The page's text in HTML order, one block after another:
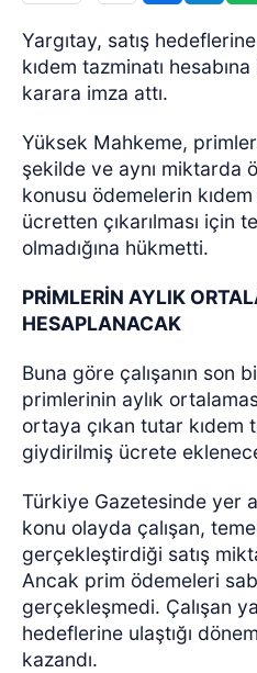
Yargıtay, satış
kıdem tazminatı
karara imza attı.
Yüksek Mahkeme,
şekilde ve aynı miktarda
konusu ödemelerin
ücretten çıkarılması için
olmadığına hükmetti.
PRİMLERİN AYLIK
HESAPLANACAK
Buna göre çalışanın son
primlerinin aylık
ortaya çıkan tutar kıdem
giydirilmiş ücrete
Türkiye Gazetesinde yer
konu olayda çalışan,
gerçekleştirdiği satış
Ancak prim ödemeleri
gerçekleşmedi. Çalışan
hedeflerine ulaştığı
kazandı.